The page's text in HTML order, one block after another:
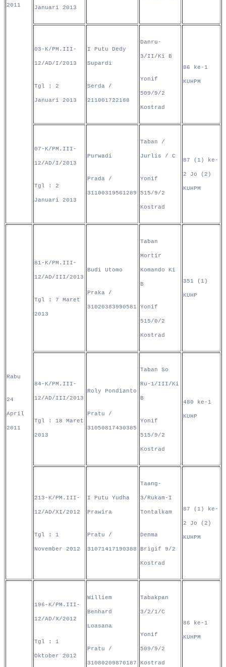
2011 Januari 2013
03-K/PM.III-
12/AD/I/2013
Tgl : 2
Januari 2013
I Putu Dedy
Supardi
Serda /
211001722188
Danru-
3/II/Ki B
Yonif
509/9/2
Kostrad
86 ke-1
KUHPM
07-K/PM.III-
12/AD/I/2013
Tgl : 2
Januari 2013
Purwadi
Prada /
31100319561289
Taban /
Jurlis / C
Yonif
515/9/2
Kostrad
87 (1) ke-
2 Jo (2)
KUHPM
Rabu
24
April
2011
81-K/PM.III-
12/AD/III/2013
Tgl : 7 Maret
2013
Budi Utomo
Praka /
31020383990581
Taban
Mortir
Komando Ki
B
Yonif
515/0/2
Kostrad
351 (1)
KUHP
84-K/PM.III-
12/AD/III/2013
Tgl : 18 Maret
2013
Roly Pondianto
Pratu /
31050817430385
Taban So
Ru-1/III/Ki
B
Yonif
515/9/2
Kostrad
480 ke-1
KUHP
213-K/PM.III-
12/AD/XI/2012
Tgl : 1
November 2012
I Putu Yudha
Prawira
Pratu /
31071417190388
Taang-
3/Rukam-I
Tontalkam
Denma
Brigif 9/2
Kostrad
87 (1) ke-
2 Jo (2)
KUHPM
196-K/PM.III-
12/AD/X/2012
Tgl : 1
Oktober 2012
Williem
Benhard
Loasana
Pratu /
31080209870187
Tabakpan
3/2/1/C
Yonif
509/9/2
Kostrad
86 ke-1
KUHPM